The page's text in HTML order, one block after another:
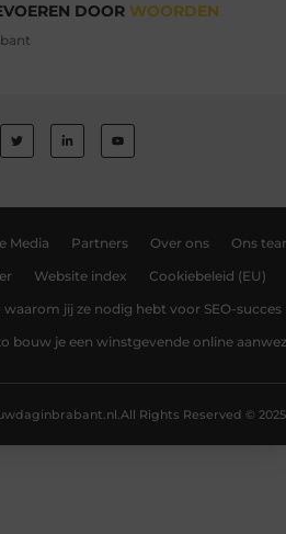
DOOR WOORDEN
Media Partners Over ons Ons
Website index Cookiebeleid (EU)
jij ze nodig hebt voor SEO-succes
bouw je een winstgevende online
All Rights Reserved © 2025